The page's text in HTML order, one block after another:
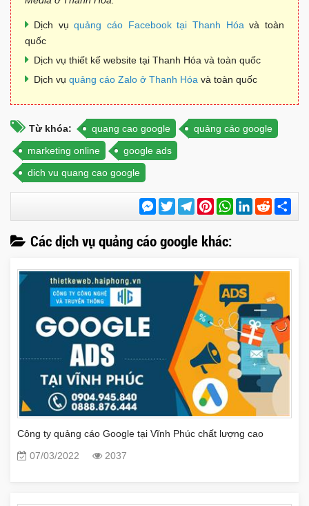
Dịch vụquảng cáo Facebook tại Thanh Hóa và toàn
quốc
Dịch vụ thiết kế website tại Thanh Hóa và toàn quốc
Dịch vụ quảng cáo Zalo ở Thanh Hóa và toàn quốc
Từ khóa: quang cao google
quảng cáo google
marketing online
google ads
dich vu quang cao google
Messenger
TwitterTelegramPinterestWhatsApp
LinkedIn
Reddit
Các dịch vụ quảng cáo google khác:
Công ty quảng cáo Google tại Vĩnh Phúc chất lượng cao
07/03/2022
2037